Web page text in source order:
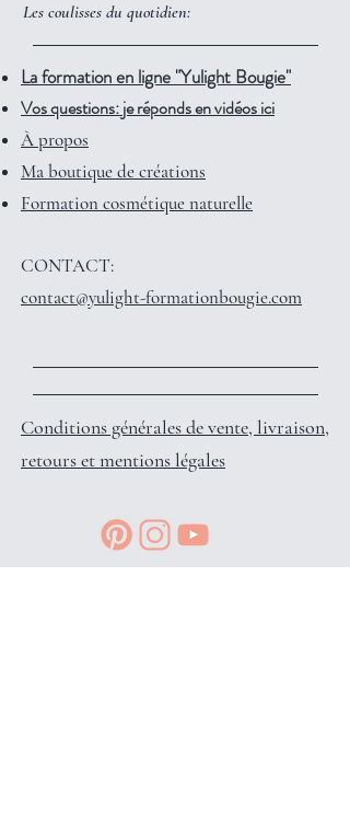
Les coulisses du quotidien:
La formation en ligne "Yulight Bougie"
Vos questions: je réponds en vidéos ici
À propos
Ma boutique de créations
Formation cosmétique naturelle
CONTACT:
contact@yulight-formationbougie.com
Conditions générales de vente, livraison,
retours et mentions légales